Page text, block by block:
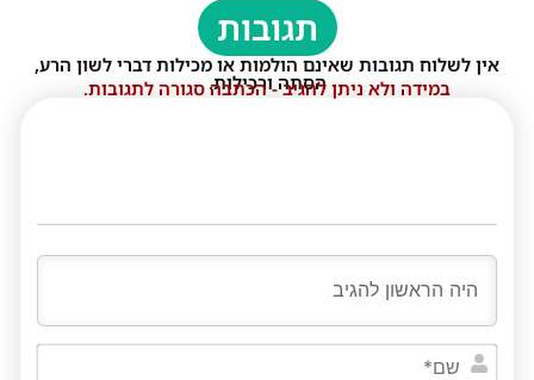
תגובות
אין לשלוח תגובות שאינם הולמות או מכילות דברי לשון הרע,
הסתה ורכילות.
במידה ולא ניתן להגיב - הכתבה סגורה לתגובות.